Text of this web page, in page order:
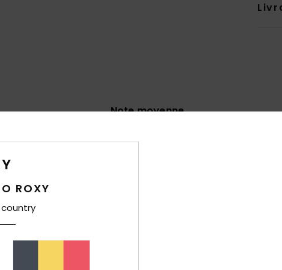
Note moyenne
4.9
qualité / prix
ROXY